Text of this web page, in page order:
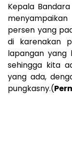
Kepala
persen yang
di karenakan
lapangan yang
sehingga kita
yang ada,
pungkasny.(